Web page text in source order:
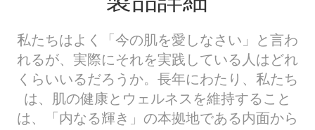
私たちはよく「今の肌を愛しなさい」と言わ
れるが、実際にそれを実践している人はどれ
くらいいるだろうか。長年にわたり、私たち
は、肌の健康とウェルネスを維持すること
は、「内なる輝き」の本拠地である内面から